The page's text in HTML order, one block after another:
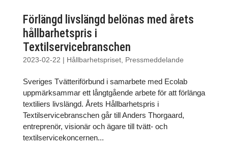
Förlängd livslängd belönas med årets
hållbarhetspris i
Textilservicebranschen
2023-02-22 | Hållbarhetspriset, Pressmeddelande
Sveriges Tvätteriförbund i samarbete med Ecolab
uppmärksammar ett långtgående arbete för att förlänga
textiliers livslängd. Årets Hållbarhetspris i
Textilservicebranschen går till Anders Thorgaard,
entreprenör, visionär och ägare till tvätt- och
textilservicekoncernen...